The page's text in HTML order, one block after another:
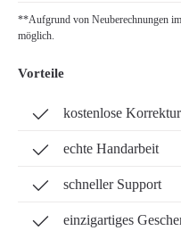
**Aufgrund von Neuberechnungen
möglich.
Vorteile
kostenlose
echte Handarbeit
schneller Support
einzigartiges